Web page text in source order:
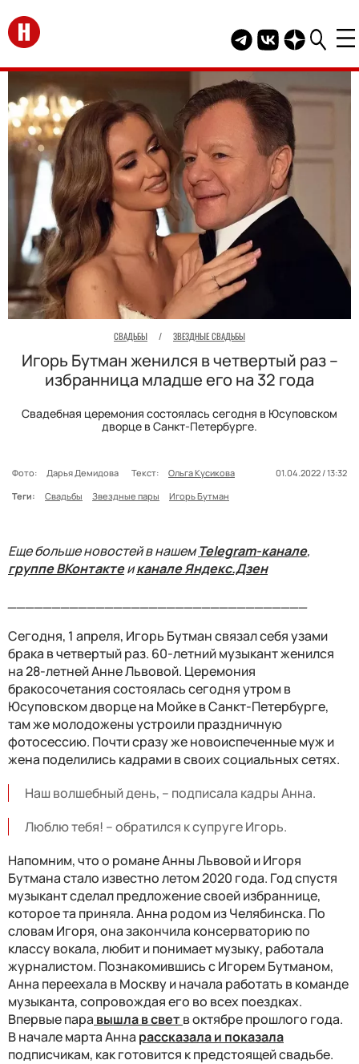
Перейти на главную
Telegram канал
Группа HELLO
Канал
СВАДЬБЫ / ЗВЕЗДНЫЕ СВАДЬБЫ
Игорь Бутман женился в четвертый раз –
избранница младше его на 32 года
Свадебная церемония состоялась сегодня в Юсуповском
дворце в Санкт-Петербурге.
Фото: Дарья Демидова Текст: Ольга Кусикова
01.04.2022 / 13:32
Теги:
Свадьбы Звездные пары Игорь Бутман
Еще больше новостей в нашемTelegram-канале,
группе ВКонтактеиканале Яндекс.Дзен
Сегодня, 1 апреля, Игорь Бутман связал себя узами
брака в четвертый раз. 60-летний музыкант женился
на 28-летней Анне Львовой. Церемония
бракосочетания состоялась сегодня утром в
Юсуповском дворце на Мойке в Санкт-Петербурге,
там же молодожены устроили праздничную
фотосессию. Почти сразу же новоиспеченные муж и
жена поделились кадрами в своих социальных сетях.
Наш волшебный день, – подписала кадры Анна.
Люблю тебя! – обратился к супруге Игорь.
Напомним, что о романе Анны Львовой и Игоря
Бутмана стало известно летом 2020 года. Год спустя
музыкант сделал предложение своей избраннице,
которое та приняла. Анна родом из Челябинска. По
словам Игоря, она закончила консерваторию по
классу вокала, любит и понимает музыку, работала
журналистом. Познакомившись с Игорем Бутманом,
Анна переехала в Москву и начала работать в команде
музыканта, сопровождая его во всех поездках.
Впервые пара вышла в светв октябре прошлого года.
В начале марта Анна рассказала и показала
подписчикам, как готовится к предстоящей свадьбе.